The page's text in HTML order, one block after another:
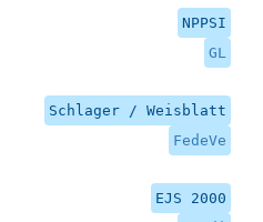
NPPSI
GL
Schlager / Weisblatt
FedeVe
EJS 2000